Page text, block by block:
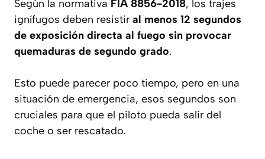
Según la normativa FIA 8856-2018, los trajes
ignífugos deben resistir al menos 12 segundos
de exposición directa al fuego sin provocar
quemaduras de segundo grado.
Esto puede parecer poco tiempo, pero en una
situación de emergencia, esos segundos son
cruciales para que el piloto pueda salir del
coche o ser rescatado.